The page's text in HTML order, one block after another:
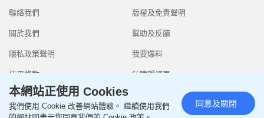
聯絡我們
關於我們
隱私政策聲明
使用條款
版權及免責聲明
幫助及反饋
我要爆料
無障礙網頁
本網站正使用 Cookies
我們使用 Cookie 改善網站體驗。 繼續使用我們
同意及關閉